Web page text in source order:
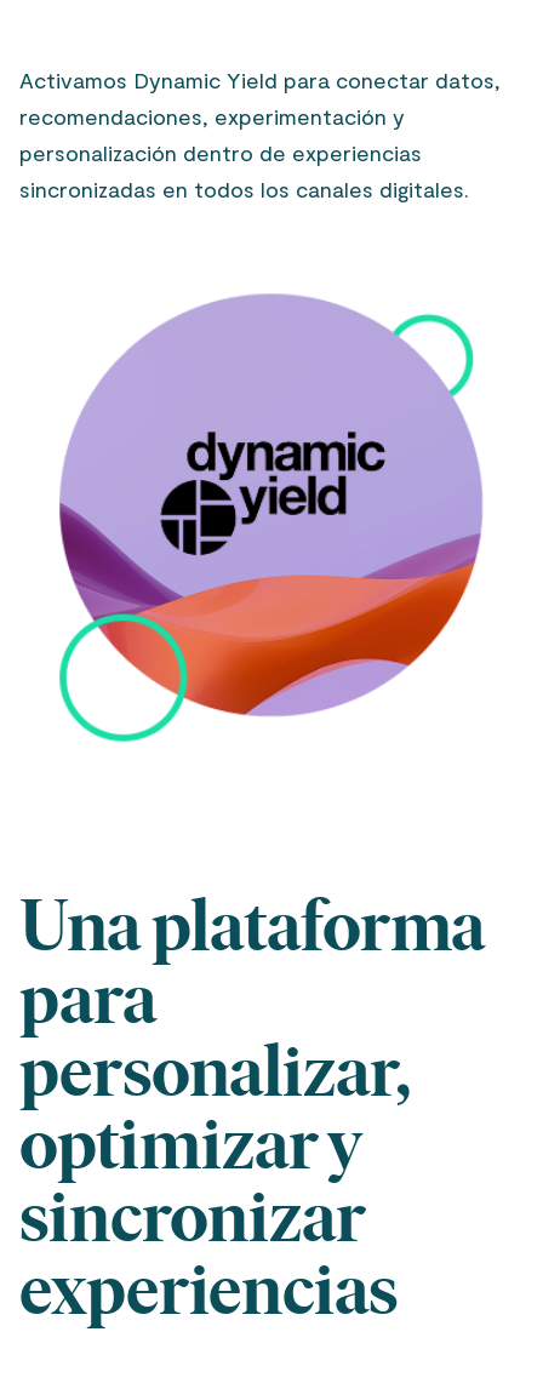
Activamos Dynamic Yield para conectar datos,
recomendaciones, experimentación y
personalización dentro de experiencias
sincronizadas en todos los canales digitales.
Una plataforma
para
personalizar,
optimizar y
sincronizar
experiencias